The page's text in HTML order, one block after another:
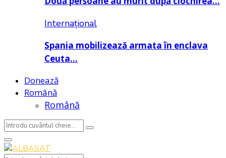
Internațional
Spania mobilizează armata în enclava
Ceuta…
Donează
Română
Română
Search
for:
Search
Primary
Menu